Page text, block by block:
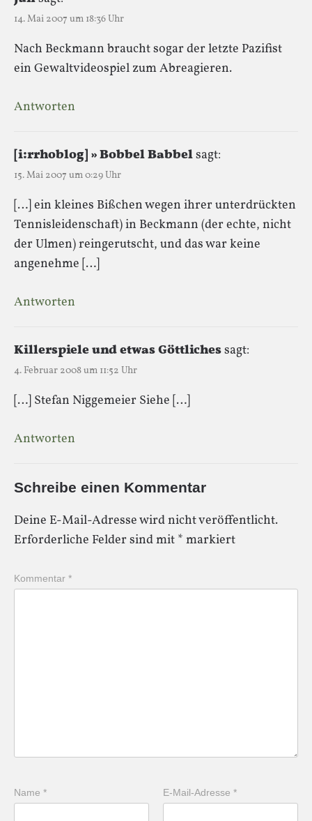
14. Mai 2007 um 18:36 Uhr
Nach Beckmann braucht sogar der letzte Pazifist
ein Gewaltvideospiel zum Abreagieren.
Antworten
[i:rrhoblog] » Bobbel Babbelsagt:
15. Mai 2007 um 0:29 Uhr
[…] ein kleines Bißchen wegen ihrer unterdrückten
Tennisleidenschaft) in Beckmann (der echte, nicht
der Ulmen) reingerutscht, und das war keine
angenehme […]
Antworten
Killerspiele und etwas Göttlichessagt:
4. Februar 2008 um 11:52 Uhr
[…] Stefan Niggemeier Siehe […]
Antworten
Schreibe einen Kommentar
Deine E-Mail-Adresse wird nicht veröffentlicht.
Erforderliche Felder sind mit * markiert
Kommentar *
Name * E-Mail-Adresse*